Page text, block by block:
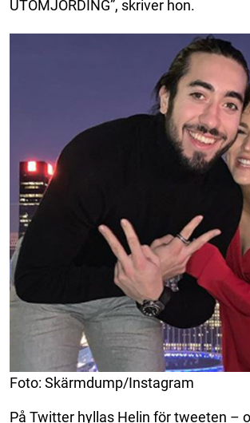
UTOMJORDING”, skriver hon.
Foto: Skärmdump/Instagram
På Twitter hyllas Helin för tweeten –